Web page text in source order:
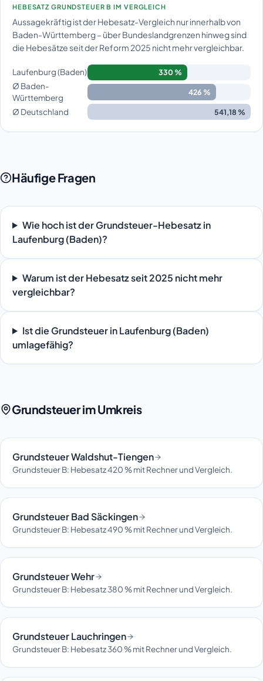
HEBESATZ GRUNDSTEUER B IM VERGLEICH
Aussagekräftig ist der Hebesatz-Vergleich nur innerhalb von
Baden-Württemberg – über Bundeslandgrenzen hinweg sind
die Hebesätze seit der Reform 2025 nicht mehr vergleichbar.
Laufenburg (Baden) 330 %
Ø Baden-
Württemberg
426 %
Ø Deutschland 541,18 %
Häufige Fragen
Wie hoch ist der Grundsteuer-Hebesatz in
Laufenburg (Baden)?
Warum ist der Hebesatz seit 2025 nicht mehr
vergleichbar?
Ist die Grundsteuer in Laufenburg (Baden)
umlagefähig?
Grundsteuer im Umkreis
Grundsteuer Waldshut-Tiengen
Grundsteuer B: Hebesatz 420 % mit Rechner und Vergleich.
Grundsteuer Bad Säckingen
Grundsteuer B: Hebesatz 490 % mit Rechner und Vergleich.
Grundsteuer Wehr
Grundsteuer B: Hebesatz 380 % mit Rechner und Vergleich.
Grundsteuer Lauchringen
Grundsteuer B: Hebesatz 360 % mit Rechner und Vergleich.